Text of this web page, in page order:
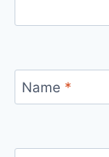
Name *